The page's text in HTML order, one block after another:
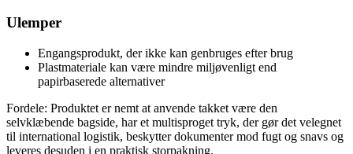
Ulemper
Engangsprodukt, der ikke kan genbruges efter brug
Plastmateriale kan være mindre miljøvenligt end
papirbaserede alternativer
Fordele: Produktet er nemt at anvende takket være den
selvklæbende bagside, har et multisproget tryk, der gør det velegnet
til international logistik, beskytter dokumenter mod fugt og snavs og
leveres desuden i en praktisk storpakning.